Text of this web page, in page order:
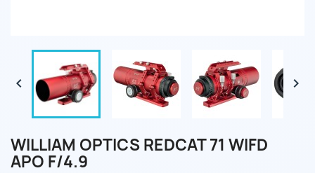
 
WILLIAM OPTICS REDCAT 71 WIFD
APO F/4.9